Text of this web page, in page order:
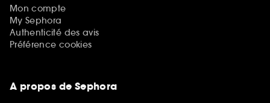
Mon compte
My Sephora
Authenticité des avis
Préférence cookies
A propos de Sephora